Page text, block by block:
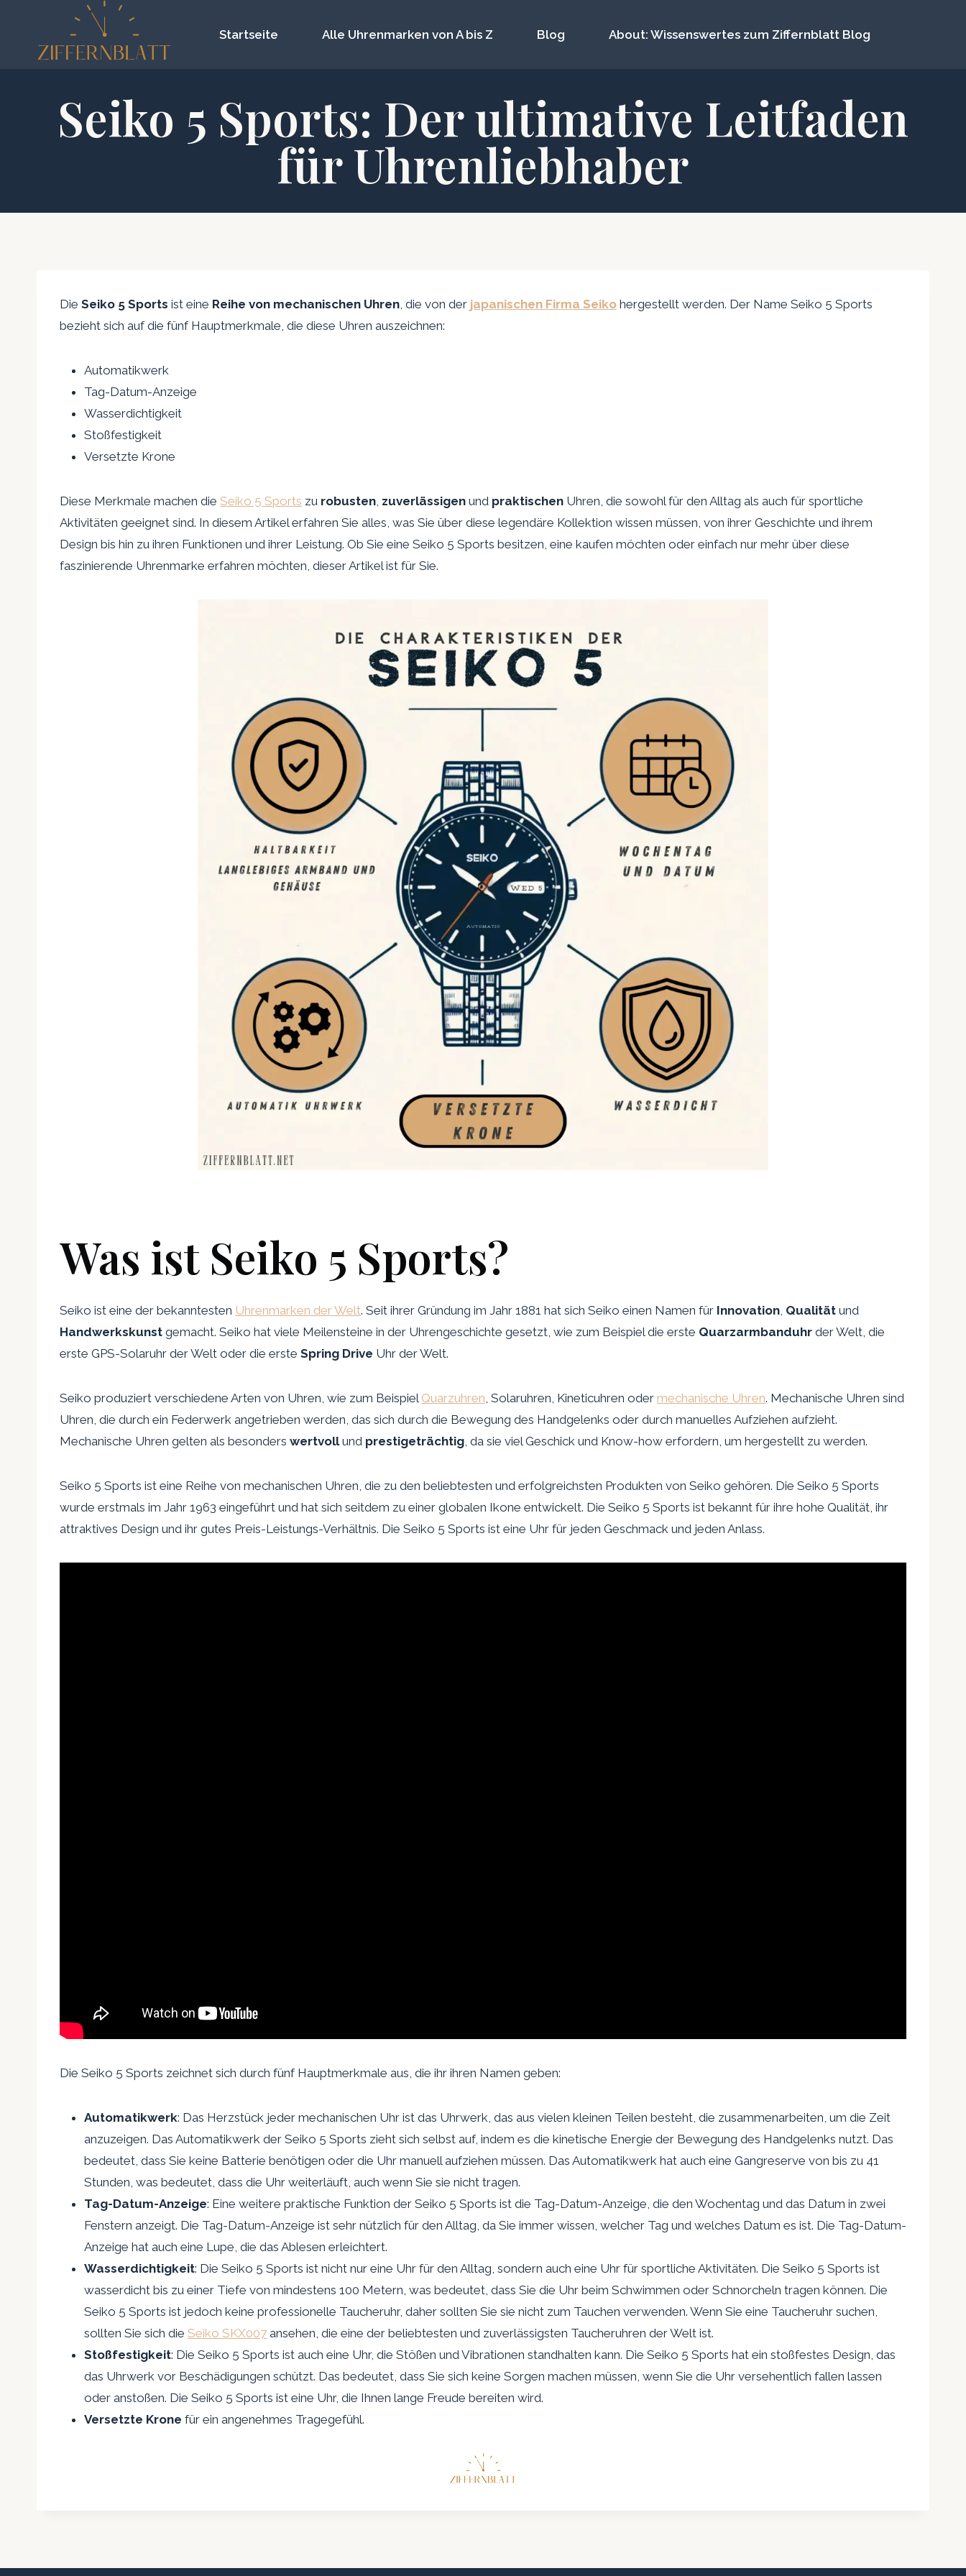
springen
Startseite Alle Uhrenmarken von A bis Z Blog About: Wissenswertes zum Ziffernblatt Blog
Seiko 5 Sports: Der ultimative Leitfaden
für Uhrenliebhaber
Die Seiko 5 Sports ist eine Reihe von mechanischen Uhren, die von der japanischen Firma Seiko hergestellt werden. Der Name Seiko 5 Sports
bezieht sich auf die fünf Hauptmerkmale, die diese Uhren auszeichnen:
Automatikwerk
Tag-Datum-Anzeige
Wasserdichtigkeit
Stoßfestigkeit
Versetzte Krone
Diese Merkmale machen die Seiko 5 Sports zu robusten, zuverlässigen und praktischen Uhren, die sowohl für den Alltag als auch für sportliche
Aktivitäten geeignet sind. In diesem Artikel erfahren Sie alles, was Sie über diese legendäre Kollektion wissen müssen, von ihrer Geschichte und ihrem
Design bis hin zu ihren Funktionen und ihrer Leistung. Ob Sie eine Seiko 5 Sports besitzen, eine kaufen möchten oder einfach nur mehr über diese
faszinierende Uhrenmarke erfahren möchten, dieser Artikel ist für Sie.
Was ist Seiko 5 Sports?
Seiko ist eine der bekanntesten Uhrenmarken der Welt. Seit ihrer Gründung im Jahr 1881 hat sich Seiko einen Namen für Innovation, Qualität und
Handwerkskunst gemacht. Seiko hat viele Meilensteine in der Uhrengeschichte gesetzt, wie zum Beispiel die erste Quarzarmbanduhr der Welt, die
erste GPS-Solaruhr der Welt oder die erste Spring Drive Uhr der Welt.
Seiko produziert verschiedene Arten von Uhren, wie zum Beispiel Quarzuhren, Solaruhren, Kineticuhren oder mechanische Uhren. Mechanische Uhren sind
Uhren, die durch ein Federwerk angetrieben werden, das sich durch die Bewegung des Handgelenks oder durch manuelles Aufziehen aufzieht.
Mechanische Uhren gelten als besonders wertvollund prestigeträchtig, da sie viel Geschick und Know-how erfordern, um hergestellt zu werden.
Seiko 5 Sports ist eine Reihe von mechanischen Uhren, die zu den beliebtesten und erfolgreichsten Produkten von Seiko gehören. Die Seiko 5 Sports
wurde erstmals im Jahr 1963 eingeführt und hat sich seitdem zu einer globalen Ikone entwickelt. Die Seiko 5 Sports ist bekannt für ihre hohe Qualität, ihr
attraktives Design und ihr gutes Preis-Leistungs-Verhältnis. Die Seiko 5 Sports ist eine Uhr für jeden Geschmack und jeden Anlass.
Die Seiko 5 Sports zeichnet sich durch fünf Hauptmerkmale aus, die ihr ihren Namen geben:
Automatikwerk: Das Herzstück jeder mechanischen Uhr ist das Uhrwerk, das aus vielen kleinen Teilen besteht, die zusammenarbeiten, um die Zeit
anzuzeigen. Das Automatikwerk der Seiko 5 Sports zieht sich selbst auf, indem es die kinetische Energie der Bewegung des Handgelenks nutzt. Das
bedeutet, dass Sie keine Batterie benötigen oder die Uhr manuell aufziehen müssen. Das Automatikwerk hat auch eine Gangreserve von bis zu 41
Stunden, was bedeutet, dass die Uhr weiterläuft, auch wenn Sie sie nicht tragen.
Tag-Datum-Anzeige: Eine weitere praktische Funktion der Seiko 5 Sports ist die Tag-Datum-Anzeige, die den Wochentag und das Datum in zwei
Fenstern anzeigt. Die Tag-Datum-Anzeige ist sehr nützlich für den Alltag, da Sie immer wissen, welcher Tag und welches Datum es ist. Die Tag-Datum-
Anzeige hat auch eine Lupe, die das Ablesen erleichtert.
Wasserdichtigkeit: Die Seiko 5 Sports ist nicht nur eine Uhr für den Alltag, sondern auch eine Uhr für sportliche Aktivitäten. Die Seiko 5 Sports ist
wasserdicht bis zu einer Tiefe von mindestens 100 Metern, was bedeutet, dass Sie die Uhr beim Schwimmen oder Schnorcheln tragen können. Die
Seiko 5 Sports ist jedoch keine professionelle Taucheruhr, daher sollten Sie sie nicht zum Tauchen verwenden. Wenn Sie eine Taucheruhr suchen,
sollten Sie sich die Seiko SKX007 ansehen, die eine der beliebtesten und zuverlässigsten Taucheruhren der Welt ist.
Stoßfestigkeit: Die Seiko 5 Sports ist auch eine Uhr, die Stößen und Vibrationen standhalten kann. Die Seiko 5 Sports hat ein stoßfestes Design, das
das Uhrwerk vor Beschädigungen schützt. Das bedeutet, dass Sie sich keine Sorgen machen müssen, wenn Sie die Uhr versehentlich fallen lassen
oder anstoßen. Die Seiko 5 Sports ist eine Uhr, die Ihnen lange Freude bereiten wird.
Versetzte Krone für ein angenehmes Tragegefühl.